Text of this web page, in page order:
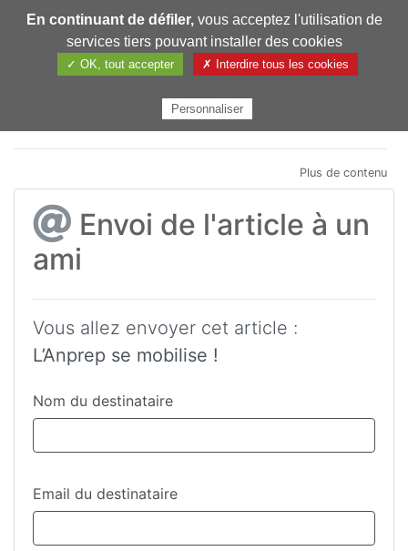
Pharmechange
Plus de contenu
Envoi de l'article à un
ami
Vous allez envoyer cet article :
L’Anprep se mobilise !
Nom du destinataire
Email du destinataire
En continuant de défiler,vous acceptez l'utilisation de
services tiers pouvant installer des cookies
✓ OK, tout accepter ✗ Interdire tous les cookies
Personnaliser